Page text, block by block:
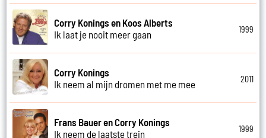
Corry Konings en Koos Alberts
Ik laat je nooit meer gaan
1999
Corry Konings
Ik neem al mijn dromen met me mee
2011
Frans Bauer en Corry Konings
Ik neem de laatste trein
1999